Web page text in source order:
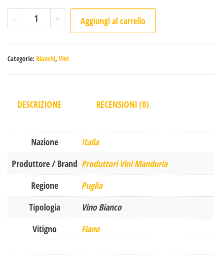
- Zin Fiano - Produttori di Manduria quantità
+ Aggiungi al carrello
Categorie: Bianchi, Vini
DESCRIZIONE RECENSIONI (0)
Nazione
Italia
Produttore / Brand Produttori Vini Manduria
Regione
Puglia
Tipologia
Vino Bianco
Vitigno
Fiano